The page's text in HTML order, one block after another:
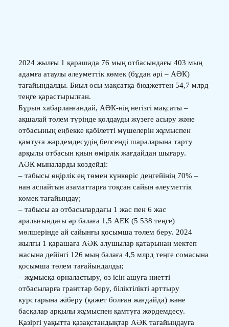
2024 жылғы 1 қарашада 76 мың отбасындағы 403 мың
адамға атаулы әлеуметтік көмек (бұдан әрі – АӘК)
тағайындалды. Биыл осы мақсатқа бюджеттен 54,7 млрд
теңге қарастырылған.
Бұрын хабарланғандай, АӘК-нің негізгі мақсаты –
ақшалай төлем түрінде қолдауды жүзеге асыру және
отбасының еңбекке қабілетті мүшелерін жұмыспен
қамтуға жәрдемдесудің белсенді шараларына тарту
арқылы отбасын қиын өмірлік жағдайдан шығару.
АӘК мыналарды көздейді:
– табысы өңірлік ең төмен күнкөріс деңгейінің 70% –
нан аспайтын азаматтарға тоқсан сайын әлеуметтік
көмек тағайындау;
– табысы аз отбасылардағы 1 жас пен 6 жас
аралығындағы әр балаға 1,5 АЕК (5 538 теңге)
мөлшерінде ай сайынғы қосымша төлем беру. 2024
жылғы 1 қарашаға АӘК алушылар қатарынан мектеп
жасына дейінгі 126 мың балаға 4,5 млрд теңге сомасына
қосымша төлем тағайындалды;
– жұмысқа орналастыру, өз ісін ашуға ниетті
отбасыларға гранттар беру, біліктілікті арттыру
курстарына жіберу (қажет болған жағдайда) және
басқалар арқылы жұмыспен қамтуға жәрдемдесу.
Қазіргі уақытта қазақстандықтар АӘК тағайындауға